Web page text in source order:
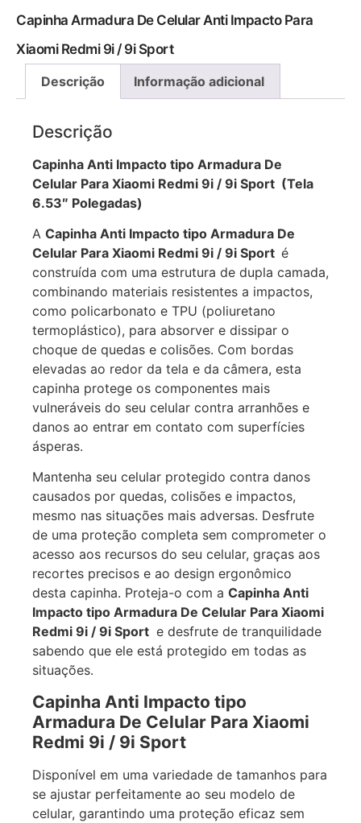
Capinha Armadura De Celular Anti Impacto Para
Xiaomi Redmi 9i / 9i Sport
Descrição
Informação adicional
Descrição
Capinha Anti Impacto tipo Armadura De
Celular Para Xiaomi Redmi 9i / 9i Sport (Tela
6.53″ Polegadas)
A Capinha Anti Impacto tipo Armadura De
Celular Para Xiaomi Redmi 9i / 9i Sport é
construída com uma estrutura de dupla camada,
combinando materiais resistentes a impactos,
como policarbonato e TPU (poliuretano
termoplástico), para absorver e dissipar o
choque de quedas e colisões. Com bordas
elevadas ao redor da tela e da câmera, esta
capinha protege os componentes mais
vulneráveis do seu celular contra arranhões e
danos ao entrar em contato com superfícies
ásperas.
Mantenha seu celular protegido contra danos
causados por quedas, colisões e impactos,
mesmo nas situações mais adversas. Desfrute
de uma proteção completa sem comprometer o
acesso aos recursos do seu celular, graças aos
recortes precisos e ao design ergonômico
desta capinha. Proteja-o com a Capinha Anti
Impacto tipo Armadura De Celular Para Xiaomi
Redmi 9i / 9i Sport e desfrute de tranquilidade
sabendo que ele está protegido em todas as
situações.
Capinha Anti Impacto tipo
Armadura De Celular Para Xiaomi
Redmi 9i / 9i Sport
Disponível em uma variedade de tamanhos para
se ajustar perfeitamente ao seu modelo de
celular, garantindo uma proteção eficaz sem